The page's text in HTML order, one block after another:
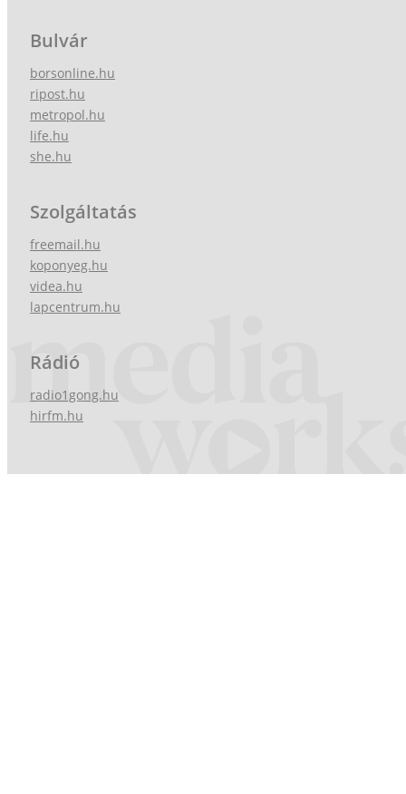
Bulvár
borsonline.hu
ripost.hu
metropol.hu
life.hu
she.hu
Szolgáltatás
freemail.hu
koponyeg.hu
videa.hu
lapcentrum.hu
Rádió
radio1gong.hu
hirfm.hu